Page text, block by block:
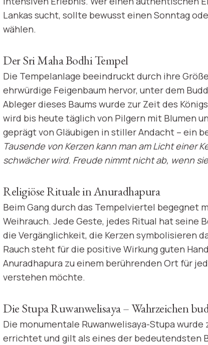
Lankas sucht, sollte bewusst einen Sonntag
wählen.
Der Sri Maha Bodhi Tempel
Die Tempelanlage beeindruckt durch ihre
ehrwürdige Feigenbaum hervor, unter dem
Ableger dieses Baums wurde zur Zeit des
wird bis heute täglich von Pilgern mit Blumen
geprägt von Gläubigen in stiller Andacht – ein
Tausende von Kerzen kann man am Licht einer
schwächer wird. Freude nimmt nicht ab, wenn
Religiöse Rituale in Anuradhapura
Beim Gang durch das Tempelviertel begegnet
Weihrauch. Jede Geste, jedes Ritual hat seine
die Vergänglichkeit, die Kerzen symbolisieren
Rauch steht für die positive Wirkung guten
Anuradhapura zu einem berührenden Ort für
verstehen möchte.
Die Stupa Ruwanwelisaya – Wahrzeichen
Die monumentale Ruwanwelisaya-Stupa
errichtet und gilt als eines der bedeutendsten